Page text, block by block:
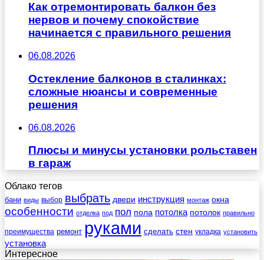
Как отремонтировать балкон без
нервов и почему спокойствие
начинается с правильного решения
06.08.2026
Остекление балконов в сталинках:
сложные нюансы и современные
решения
06.08.2026
Плюсы и минусы установки рольставен
в гараж
Облако тегов
бани виды выбор выбрать двери инструкция монтаж окна
особенности отделка под пол пола потолка потолок правильно
преимущества ремонт руками сделать стен укладка установить
установка
Интересное